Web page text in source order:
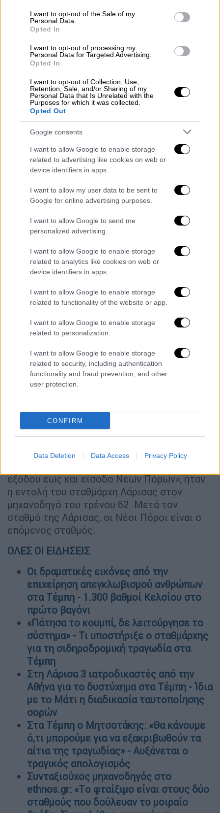
consent section.
I want to opt-out of the Sale of my
Personal Data.
Opted In
I want to opt-out of processing my
Personal Data for Targeted Advertising.
Opted In
I want to opt-out of Collection, Use,
Retention, Sale, and/or Sharing of my
Personal Data that Is Unrelated with the
Purposes for which it was collected.
Opted Out
Google consents
I want to allow Google to enable storage
related to advertising like cookies on web or
device identifiers in apps.
I want to allow my user data to be sent to
Google for online advertising purposes.
I want to allow Google to send me
personalized advertising.
I want to allow Google to enable storage
related to analytics like cookies on web or
device identifiers in apps.
I want to allow Google to enable storage
related to functionality of the website or app.
I want to allow Google to enable storage
related to personalization.
I want to allow Google to enable storage
related to security, including authentication
functionality and fraud prevention, and other
user protection.
CONFIRM
Data Deletion Data Access Privacy Policy
Σε πλήρη εξέλιξη οι έρευνες για την
αναζήτηση ευθυνών
Όσο εξελίσσονται τα παραπάνω, ο
προϊστάμενος της Εισαγγελίας Εφετών της
εποπτεύει το σύνολο των ερευνών
βρίσκονται σε πλήρη εξέλιξη για την
αναζήτηση ευθυνών για το πολύνεκρο
δυστύχημα, έρευνες που διενεργούνται με
εντολή του προς κάθε κατεύθυνση.
μεταδίδει ο ΣΚΑΪ, η προανακριτική
απολογία
του σταθμάρχηέγινε παρουσία εισαγγελέα,
λόγω τηςμείζονος σημασίαςτης
ερευνώμενης υπόθεσης, ενώ με εντολή του
εισαγγελέας παρίσταται διαρκώς στον τόπο
της τραγωδίας ενόψει της σύνταξης
αυτοψίαςαπό τηνΤροχαίατης Λάρισας για
συμβάντος, αυτοψία που θεωρείται
κρίσιμο
στοιχείογια την συνολική αξιολόγηση για το
τι και ποιος έφταιξε για το πολύνεκρο
δυστύχημα.
Η μοιραία οδηγία του σταθμάρχη
υπήρξε ημοιραία εντολή
Λάρισας στον μηχανοδηγό της
εξόδου έως και είσοδο Νέων Πόρων», ήταν
η εντολή του σταθμάρχη Λάρισας στον
μηχανοδηγό του τρένου 62. Μετά τον
σταθμό της Λάρισας, οι Νέοι Πόροι είναι ο
επόμενος σταθμός.
ΟΛΕΣ ΟΙ ΕΙΔΗΣΕΙΣ
Οι δραματικές εικόνες από την
επιχείρηση απεγκλωβισμού ανθρώπων
στα Τέμπη - 1.300 βαθμοί Κελσίου στο
πρώτο βαγόνι
«Πάτησα το κουμπί, δε λειτούργησε το
σύστημα» - Τι υποστήριξε ο σταθμάρχης
για τη σιδηροδρομική τραγωδία στα
Τέμπη
Στη Λάρισα 3 ιατροδικαστές από την
Αθήνα για το δυστύχημα στα Τέμπη - Ίδια
με το Μάτι η διαδικασία ταυτοποίησης
σορών
Στα Τέμπη ο Μητσοτάκης: «Θα κάνουμε
ό,τι μπορούμε για να εξακριβωθούν τα
αίτια της τραγωδίας» - Αυξάνεται ο
τραγικός απολογισμός
Συνταξιούχος μηχανοδηγός στο
ethnos.gr: «Tο φταίξιμο είναι στους δύο
σταθμούς που δούλευαν το μοιραίο